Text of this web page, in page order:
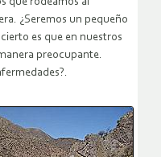
¿Seremos un pequeño
es que en nuestros
preocupante.